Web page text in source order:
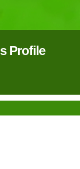
Profile